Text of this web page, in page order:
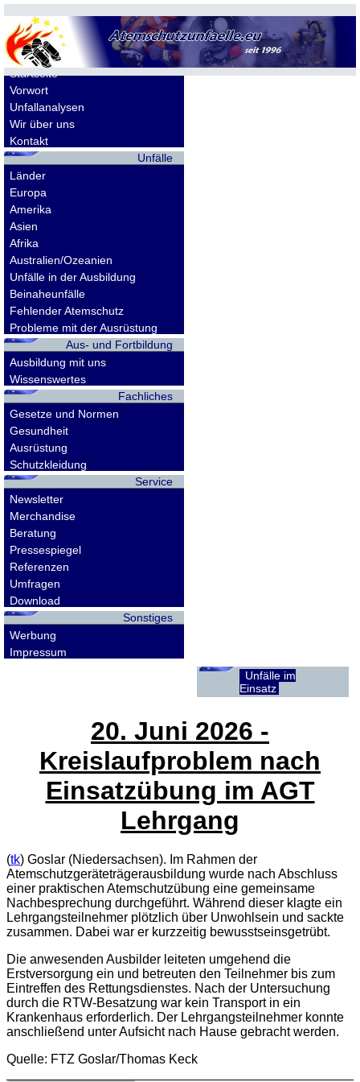
Allgemeines
Startseite
Vorwort
Unfallanalysen
Wir über uns
Kontakt
Unfälle
Länder
Europa
Amerika
Asien
Afrika
Australien/Ozeanien
Unfälle in der Ausbildung
Beinaheunfälle
Fehlender Atemschutz
Probleme mit der Ausrüstung
Aus- und Fortbildung
Ausbildung mit uns
Wissenswertes
Fachliches
Gesetze und Normen
Gesundheit
Ausrüstung
Schutzkleidung
Service
Newsletter
Merchandise
Beratung
Pressespiegel
Referenzen
Umfragen
Download
Sonstiges
Werbung
Impressum
Unfälle im
Einsatz
20. Juni 2026 -
Kreislaufproblem nach
Einsatzübung im AGT
Lehrgang
(tk) Goslar (Niedersachsen). Im Rahmen der
Atemschutzgeräteträgerausbildung wurde nach Abschluss
einer praktischen Atemschutzübung eine gemeinsame
Nachbesprechung durchgeführt. Während dieser klagte ein
Lehrgangsteilnehmer plötzlich über Unwohlsein und sackte
zusammen. Dabei war er kurzzeitig bewusstseinsgetrübt.
Die anwesenden Ausbilder leiteten umgehend die
Erstversorgung ein und betreuten den Teilnehmer bis zum
Eintreffen des Rettungsdienstes. Nach der Untersuchung
durch die RTW-Besatzung war kein Transport in ein
Krankenhaus erforderlich. Der Lehrgangsteilnehmer konnte
anschließend unter Aufsicht nach Hause gebracht werden.
Quelle: FTZ Goslar/Thomas Keck